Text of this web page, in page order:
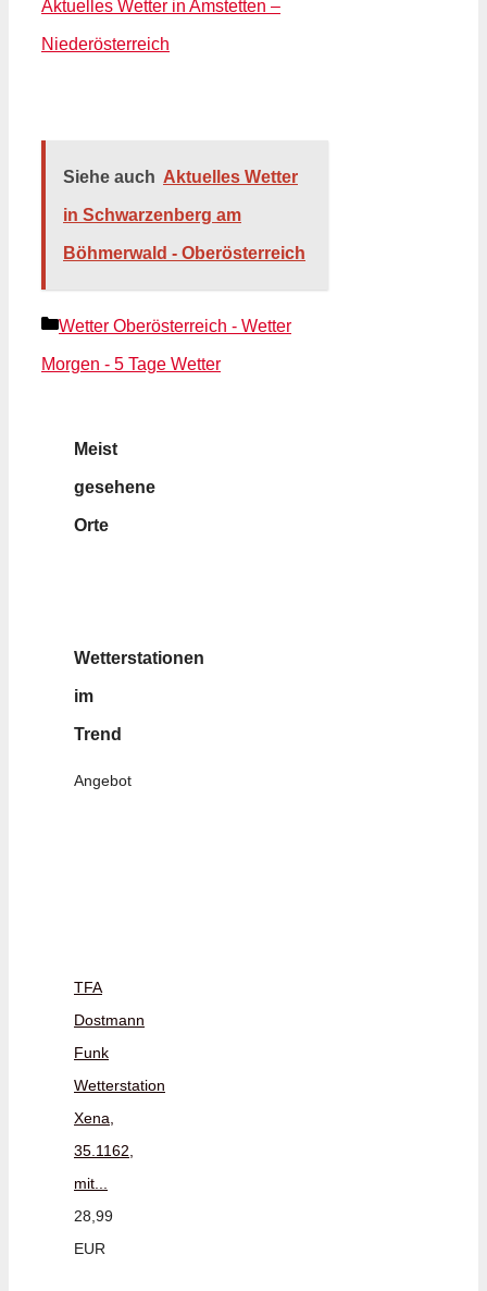
Aktuelles Wetter in Amstetten –
Niederösterreich
Siehe auch Aktuelles Wetter
in Schwarzenberg am
Böhmerwald - Oberösterreich
Kategorien
Wetter Oberösterreich - Wetter
Morgen - 5 Tage Wetter
Meist
gesehene
Orte
Wetterstationen
im
Trend
Angebot
TFA
Dostmann
Funk
Wetterstation
Xena,
35.1162,
mit...
28,99
EUR